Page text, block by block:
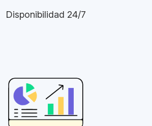
Disponibilidad 24/7